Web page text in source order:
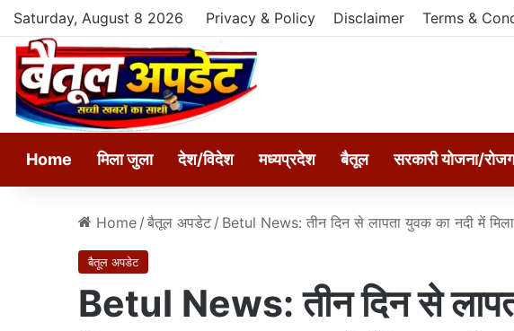
Saturday, August 8 2026 Privacy & Policy Disclaimer Terms &
Home मिला जुला देश/विदेश मध्यप्रदेश बैतूल सरकारी योजना/
Home / बैतूल अपडेट / Betul News: तीन दिन से लापता युवक का नदी में
बैतूल अपडेट
Betul News: तीन दिन से